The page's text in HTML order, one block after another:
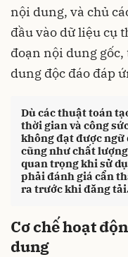
nội dung, và chủ
đầu vào dữ liệu cụ
đoạn nội dung
dung độc đáo đáp
Dù các thuật toán
thời gian và công
không đạt được
cũng như chất
quan trọng khi sử
phải đánh giá cẩn
ra trước khi đăng
Cơ chế hoạt
dung